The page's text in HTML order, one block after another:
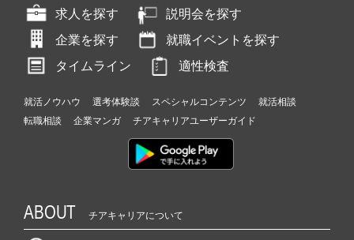
求人を探す
説明会を探す
企業を探す
就職イベントを探す
タイムライン
適性検査
就活ノウハウ 選考体験談 スペシャルコンテンツ
就活相談
転職相談
企業マンガ チアキャリアユーザーガイド
ABOUT チアキャリアについて